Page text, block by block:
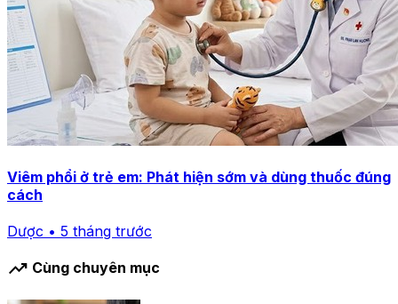
Viêm phổi ở trẻ em: Phát hiện sớm và dùng thuốc đúng
cách
Dược • 5 tháng trước
trending_up Cùng chuyên mục